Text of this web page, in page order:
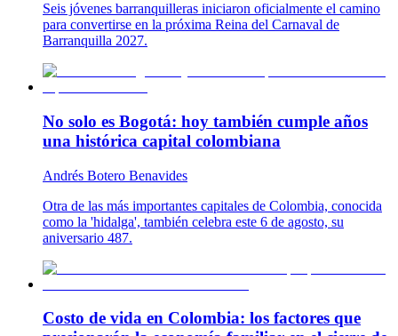
Seis jóvenes barranquilleras iniciaron oficialmente el camino
para convertirse en la próxima Reina del Carnaval de
Barranquilla 2027.
No solo es Bogotá: hoy también cumple años
una histórica capital colombiana
Andrés Botero Benavides
Otra de las más importantes capitales de Colombia, conocida
como la 'hidalga', también celebra este 6 de agosto, su
aniversario 487.
Costo de vida en Colombia: los factores que